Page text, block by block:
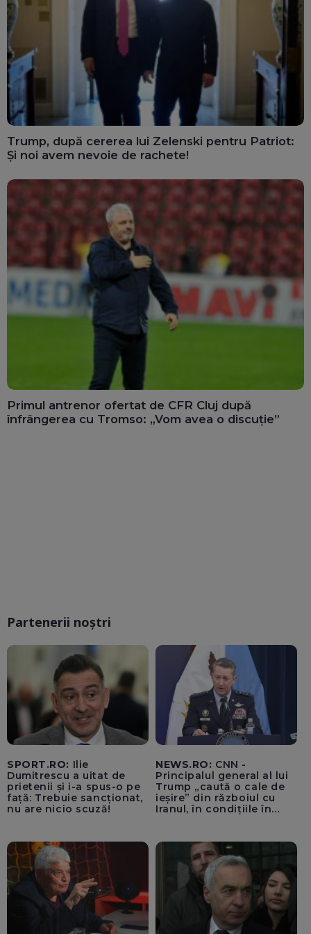
Trump, după cererea lui Zelenski pentru Patriot:
Și noi avem nevoie de rachete!
Primul antrenor ofertat de CFR Cluj după
înfrângerea cu Tromso: „Vom avea o discuție”
Partenerii noștri
SPORT.RO: Ilie
Dumitrescu a uitat de
prietenii și i-a spus-o pe
față: Trebuie sancționat,
nu are nicio scuză!
NEWS.RO: CNN -
Principalul general al lui
Trump „caută o cale de
ieșire” din războiul cu
Iranul, în condițiile în